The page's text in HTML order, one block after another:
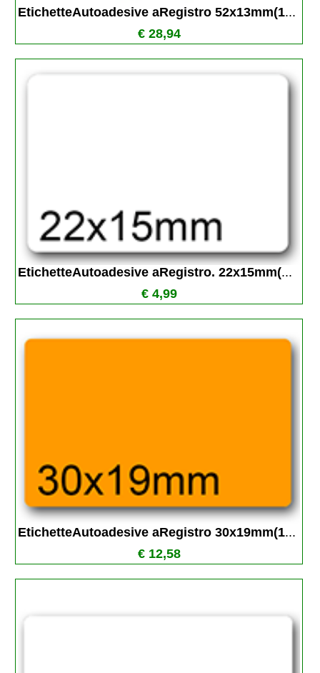
EtichetteAutoadesive aRegistro 52x13mm(1...
€ 28,94
EtichetteAutoadesive aRegistro. 22x15mm(...
€ 4,99
EtichetteAutoadesive aRegistro 30x19mm(1...
€ 12,58